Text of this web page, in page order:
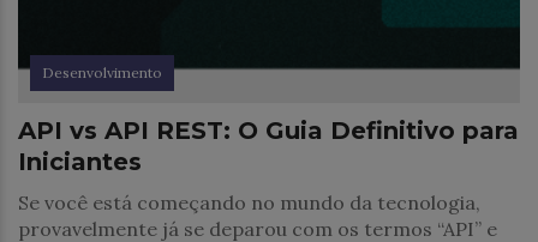
Desenvolvimento
API vs API REST: O Guia Definitivo para
Iniciantes
Se você está começando no mundo da tecnologia,
provavelmente já se deparou com os termos “API” e